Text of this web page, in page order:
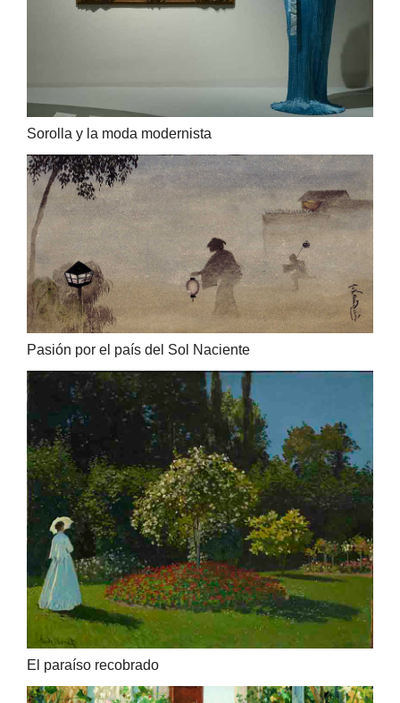
Sorolla y la moda modernista
Pasión por el país del Sol Naciente
El paraíso recobrado